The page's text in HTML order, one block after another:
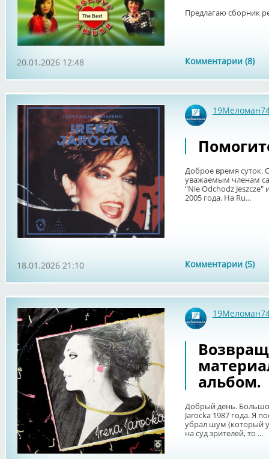
Предлагаю сборник
Комментарии (8)
20.01.2026 12:48
Доброе время суток.
уважаемым членам
"Nie Odchodz
2005 года. На Ru...
Комментарии (5)
18.01.2026 21:10
альбом.
Добрый день.
Jarocka 1987 года. Я
убрал шум (который
на суд зрителей, то ...